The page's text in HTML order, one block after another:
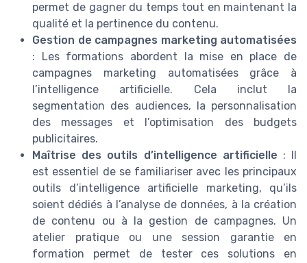
permet de gagner du temps tout en maintenant la
qualité et la pertinence du contenu.
Gestion de campagnes marketing automatisées
: Les formations abordent la mise en place de
campagnes marketing automatisées grâce à
l’intelligence artificielle. Cela inclut la
segmentation des audiences, la personnalisation
des messages et l’optimisation des budgets
publicitaires.
Maîtrise des outils d’intelligence artificielle : Il
est essentiel de se familiariser avec les principaux
outils d’intelligence artificielle marketing, qu’ils
soient dédiés à l’analyse de données, à la création
de contenu ou à la gestion de campagnes. Un
atelier pratique ou une session garantie en
formation permet de tester ces solutions en